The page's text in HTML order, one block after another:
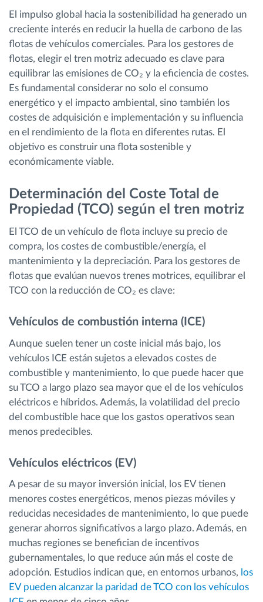
El impulso global hacia la sostenibilidad ha generado un
creciente interés en reducir la huella de carbono de las
flotas de vehículos comerciales. Para los gestores de
flotas, elegir el tren motriz adecuado es clave para
equilibrar las emisiones de CO₂ y la eficiencia de costes.
Es fundamental considerar no solo el consumo
energético y el impacto ambiental, sino también los
costes de adquisición e implementación y su influencia
en el rendimiento de la flota en diferentes rutas. El
objetivo es construir una flota sostenible y
económicamente viable.
Determinación del Coste Total de
Propiedad (TCO) según el tren motriz
El TCO de un vehículo de flota incluye su precio de
compra, los costes de combustible/energía, el
mantenimiento y la depreciación. Para los gestores de
flotas que evalúan nuevos trenes motrices, equilibrar el
TCO con la reducción de CO₂ es clave:
Vehículos de combustión interna (ICE)
Aunque suelen tener un coste inicial más bajo, los
vehículos ICE están sujetos a elevados costes de
combustible y mantenimiento, lo que puede hacer que
su TCO a largo plazo sea mayor que el de los vehículos
eléctricos e híbridos. Además, la volatilidad del precio
del combustible hace que los gastos operativos sean
menos predecibles.
Vehículos eléctricos (EV)
A pesar de su mayor inversión inicial, los EV tienen
menores costes energéticos, menos piezas móviles y
reducidas necesidades de mantenimiento, lo que puede
generar ahorros significativos a largo plazo. Además, en
muchas regiones se benefician de incentivos
gubernamentales, lo que reduce aún más el coste de
adopción. Estudios indican que, en entornos urbanos, los
EV pueden alcanzar la paridad de TCO con los vehículos